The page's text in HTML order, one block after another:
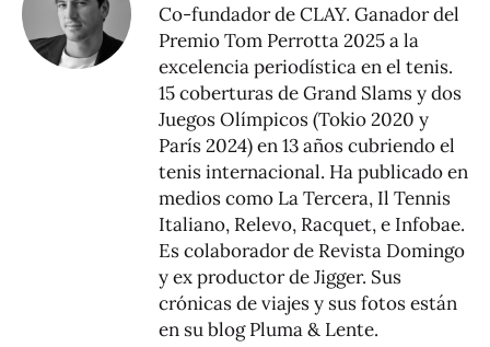
Co-fundador de CLAY. Ganador del
Premio Tom Perrotta 2025 a la
excelencia periodística en el tenis.
15 coberturas de Grand Slams y dos
Juegos Olímpicos (Tokio 2020 y
París 2024) en 13 años cubriendo el
tenis internacional. Ha publicado en
medios como La Tercera, Il Tennis
Italiano, Relevo, Racquet, e Infobae.
Es colaborador de Revista Domingo
y ex productor de Jigger. Sus
crónicas de viajes y sus fotos están
en su blogPluma & Lente.